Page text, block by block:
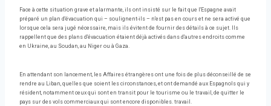
Face à cette situation grave et alarmante, ils ont insisté sur le fait que l'Espagne avait
préparé un plan d'évacuation qui – soulignent-ils – n'est pas en cours et ne sera activé que
lorsque cela sera jugé nécessaire, mais ils évitent de fournir des détails à ce sujet. Ils
rappellent que des plans d'évacuation étaient déjà activés dans d'autres endroits comme
en Ukraine, au Soudan, au Niger ou à Gaza.
En attendant son lancement, les Affaires étrangères ont une fois de plus déconseillé de se
rendre au Liban, quelles que soient les circonstances, et ont demandé aux Espagnols qui y
résident, notamment ceux qui sont en transit pour le tourisme ou le travail, de quitter le
pays sur des vols commerciaux qui sont encore disponibles. travail.